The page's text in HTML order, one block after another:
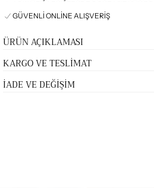
GÜVENLİ ONLİNE ALIŞVERİŞ
ÜRÜN AÇIKLAMASI
KARGO VE TESLİMAT
İADE VE DEĞİŞİM